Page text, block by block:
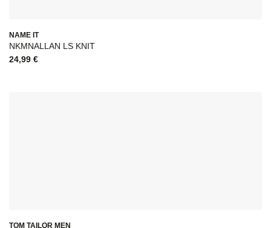
NAME IT
NKMNALLAN LS KNIT
24,99 €
TOM TAILOR MEN